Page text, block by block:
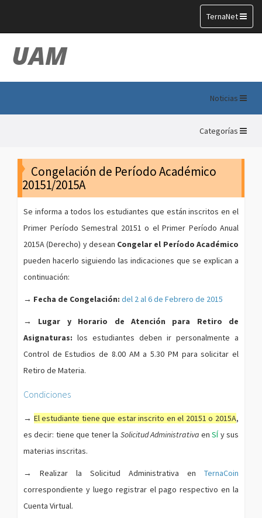
Toggle
navigation
TernaNet
UAM
Noticias
Categorías
Congelación de Período Académico
20151/2015A
Se informa a todos los estudiantes que están inscritos en el
Primer Período Semestral 20151 o el Primer Período Anual
2015A (Derecho) y desean Congelar el Período Académico
pueden hacerlo siguiendo las indicaciones que se explican a
continuación:
→ Fecha de Congelación: del 2 al 6 de Febrero de 2015
→ Lugar y Horario de Atención para Retiro de
Asignaturas: los estudiantes deben ir personalmente a
Control de Estudios de 8.00 AM a 5.30 PM para solicitar el
Retiro de Materia.
Condiciones
→ El estudiante tiene que estar inscrito en el 20151 o 2015A,
es decir: tiene que tener la Solicitud Administrativa enSÍ y sus
materias inscritas.
→ Realizar la Solicitud Administrativa en TernaCoin
correspondiente y luego registrar el pago respectivo en la
Cuenta Virtual.